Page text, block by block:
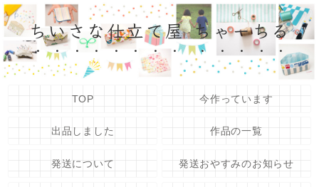
ちいさな仕立て屋 ちゃーちる
TOP 今作っています
出品しました 作品の一覧
発送について 発送おやすみのお知らせ